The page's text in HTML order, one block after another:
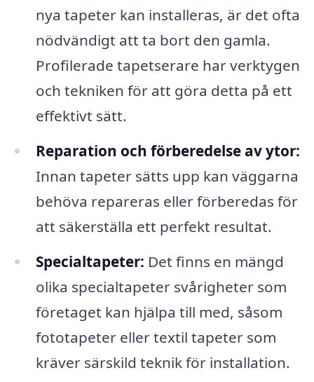
nya tapeter kan installeras, är det ofta
nödvändigt att ta bort den gamla.
Profilerade tapetserare har verktygen
och tekniken för att göra detta på ett
effektivt sätt.
Reparation och förberedelse av ytor:
Innan tapeter sätts upp kan väggarna
behöva repareras eller förberedas för
att säkerställa ett perfekt resultat.
Specialtapeter: Det finns en mängd
olika specialtapeter svårigheter som
företaget kan hjälpa till med, såsom
fototapeter eller textil tapeter som
kräver särskild teknik för installation.